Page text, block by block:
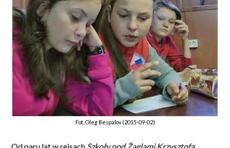
Fot. Oleg Bespalov (2015-09-02)